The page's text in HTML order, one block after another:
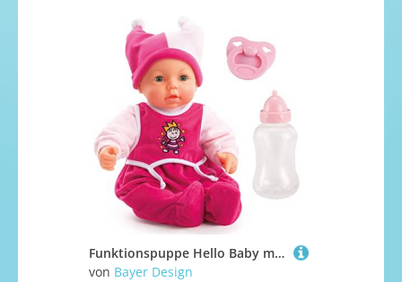
Funktionspuppe Hello Baby mit Geräuschen, bewegt den Mund, interaktive Puppe, Babypuppe, mit Zubehör, 46cm, rosa
von Bayer Design